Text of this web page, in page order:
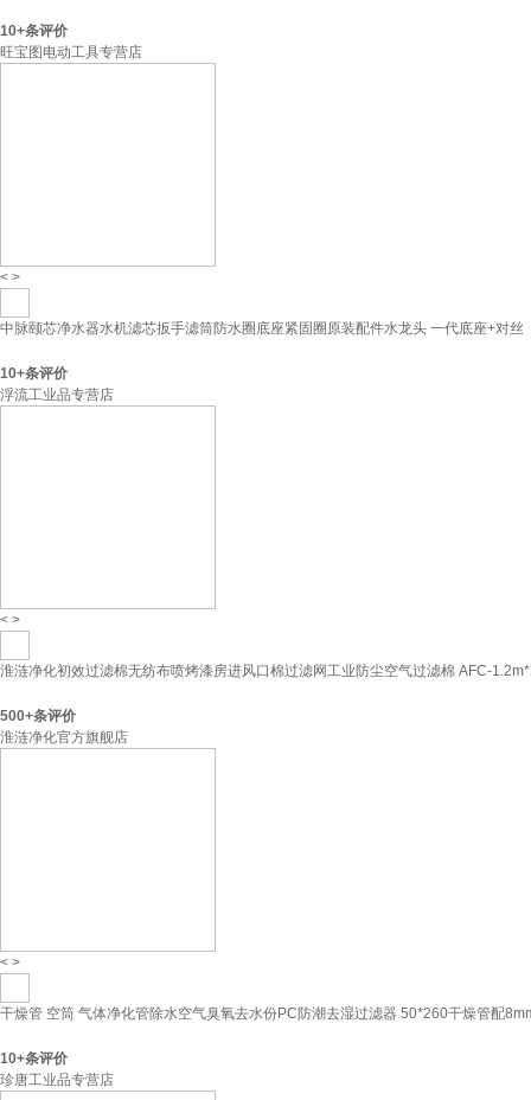
10+条评价
旺宝图电动工具专营店
< >
中脉颐芯净水器水机滤芯扳手滤筒防水圈底座紧固圈原装配件水龙头 一代底座+对丝
10+条评价
浮流工业品专营店
< >
淮涟净化初效过滤棉无纺布喷烤漆房进风口棉过滤网工业防尘空气过滤棉 AFC-
500+条评价
淮涟净化官方旗舰店
< >
干燥管 空筒 气体净化管除水空气臭氧去水份PC防潮去湿过滤器 50*260干燥管配
10+条评价
珍唐工业品专营店